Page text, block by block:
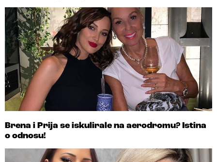
Brena i Prija se iskulirale na aerodromu? Istina
o odnosu!